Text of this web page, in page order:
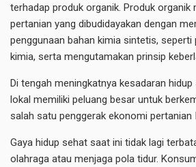
terhadap produk organik. Produk organik
pertanian yang dibudidayakan dengan
penggunaan bahan kimia sintetis, seperti
kimia, serta mengutamakan prinsip
Di tengah meningkatnya kesadaran
lokal memiliki peluang besar untuk
salah satu penggerak ekonomi pertanian
Gaya hidup sehat saat ini tidak lagi
olahraga atau menjaga pola tidur.